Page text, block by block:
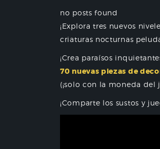
no posts found
¡Explora tres nuevos
criaturas nocturnas
¡Crea paraísos
70 nuevas piezas de
(¡solo con la moneda del
¡Comparte los sustos y